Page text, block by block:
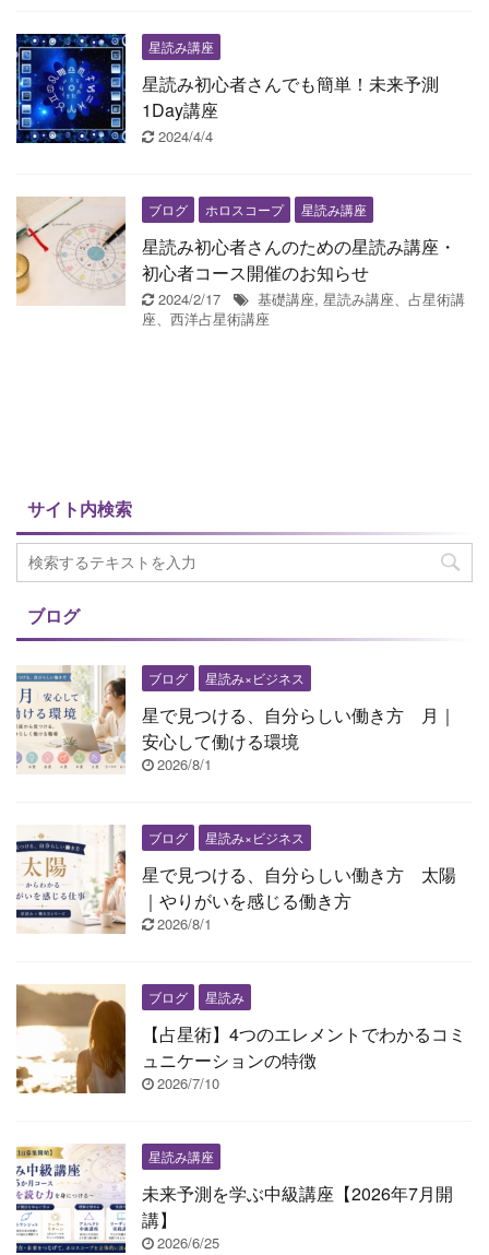
星読み講座
星読み初心者さんでも簡単！未来予測
1Day講座
2024/4/4
ブログ ホロスコープ 星読み講座
星読み初心者さんのための星読み講座・
初心者コース開催のお知らせ
2024/2/17 基礎講座, 星読み講座、占星術講
座、西洋占星術講座
サイト内検索
ブログ
ブログ 星読み×ビジネス
星で見つける、自分らしい働き方 月｜
安心して働ける環境
2026/8/1
ブログ 星読み×ビジネス
星で見つける、自分らしい働き方 太陽
｜やりがいを感じる働き方
2026/8/1
ブログ 星読み
【占星術】4つのエレメントでわかるコミ
ュニケーションの特徴
2026/7/10
星読み講座
未来予測を学ぶ中級講座【2026年7月開
講】
2026/6/25